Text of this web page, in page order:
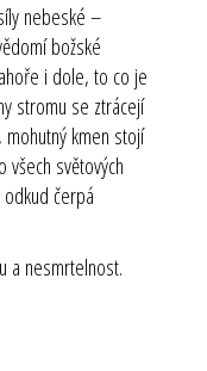
nebeské –
božské
i dole, to co je
stromu se ztrácejí
kmen stojí
světových
čerpá
a nesmrtelnost.